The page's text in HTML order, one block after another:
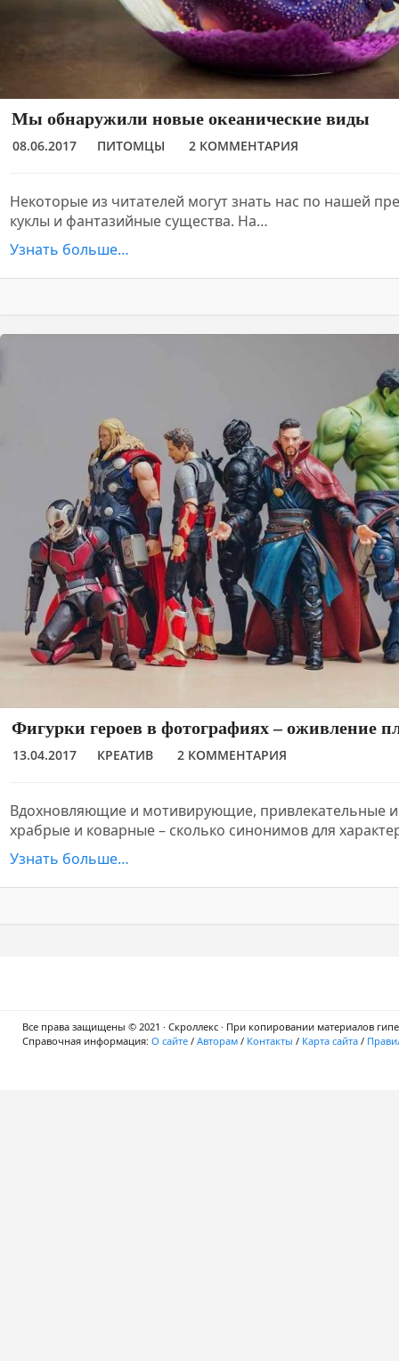
Мы обнаружили новые океанические виды
08.06.2017 ПИТОМЦЫ 2 КОММЕНТАРИЯ
Некоторые из читателей могут знать нас по нашей
куклы и фантазийные существа. На…
Узнать больше…
Фигурки героев в фотографиях – оживление
13.04.2017 КРЕАТИВ 2 КОММЕНТАРИЯ
Вдохновляющие и мотивирующие, привлекательные
храбрые и коварные – сколько синонимов для
Узнать больше…
Все права защищены © 2021 · Скроллекс · При копировании материалов
Справочная информация: О сайте / Авторам / Контакты / Карта сайта /